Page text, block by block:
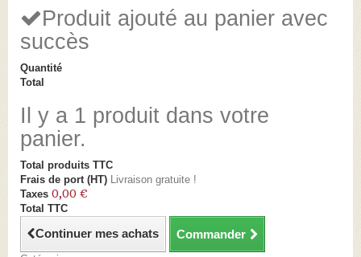
Produit ajouté au panier avec
succès
Quantité
Total
Il y a 1 produit dans votre
panier.
Total produits TTC
Frais de port (HT) Livraison gratuite !
Taxes 0,00 €
Total TTC
Continuer mes achats Commander